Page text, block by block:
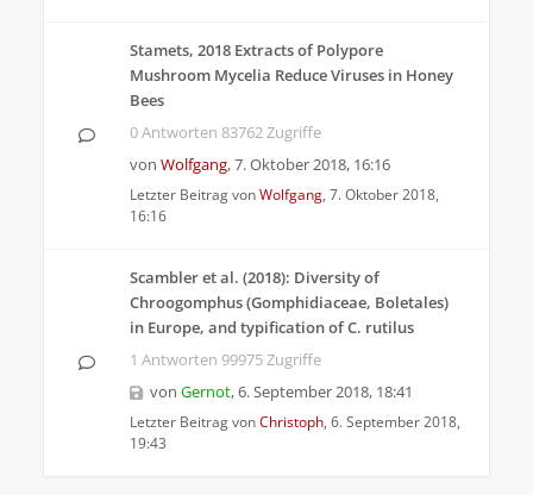
Stamets, 2018 Extracts of Polypore
Mushroom Mycelia Reduce Viruses in Honey
Bees
0 Antworten 83762 Zugriffe
von Wolfgang,7. Oktober 2018, 16:16
Letzter Beitrag vonWolfgang, 7. Oktober 2018,
16:16
Scambler et al. (2018): Diversity of
Chroogomphus (Gomphidiaceae, Boletales)
in Europe, and typification of C. rutilus
1 Antworten 99975 Zugriffe
von Gernot,6. September 2018, 18:41
Letzter Beitrag vonChristoph, 6. September 2018,
19:43